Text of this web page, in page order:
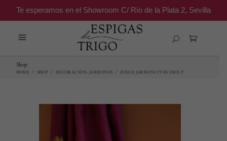
Te esperamos en el Showroom C/ Río de la Plata 2, Sevilla
Shop
HOME / SHOP / DECORACIÓN, JARRONES / JUEGO JARRONCITOS EMILY